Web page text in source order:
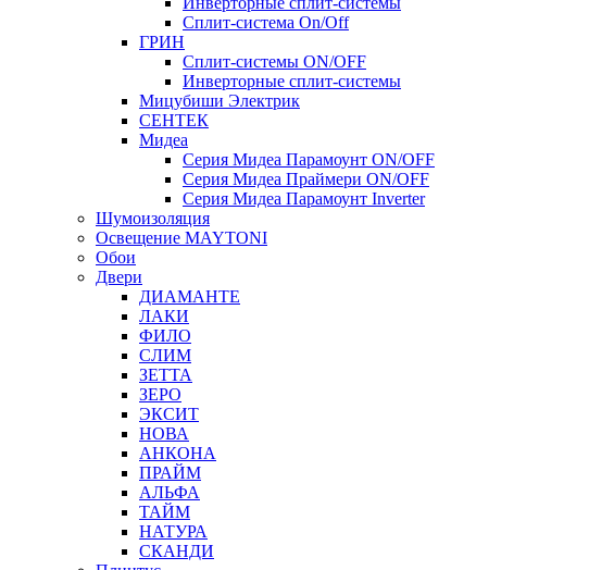
Сплит-система On/Off
ГРИН
Сплит-системы ON/OFF
Инверторные сплит-системы
Мицубиши Электрик
СЕНТЕК
Мидеа
Серия Мидеа Парамоунт ON/OFF
Серия Мидеа Праймери ON/OFF
Серия Мидеа Парамоунт Inverter
Шумоизоляция
Освещение MAYTONI
Обои
Двери
ДИАМАНТЕ
ЛАКИ
ФИЛО
СЛИМ
ЗЕТТА
ЗЕРО
ЭКСИТ
НОВА
АНКОНА
ПРАЙМ
АЛЬФА
ТАЙМ
НАТУРА
СКАНДИ